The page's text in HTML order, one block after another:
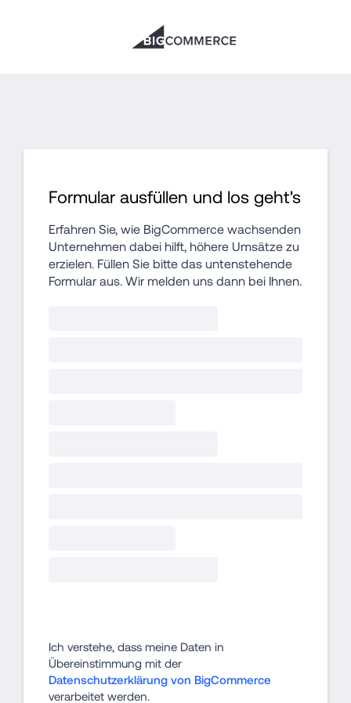
Formular ausfüllen und los geht's
Erfahren Sie, wie BigCommerce wachsenden
Unternehmen dabei hilft, höhere Umsätze zu
erzielen. Füllen Sie bitte das untenstehende
Formular aus. Wir melden uns dann bei Ihnen.
Ich verstehe, dass meine Daten in
Datenschutzerklärung von BigCommerce
verarbeitet werden.